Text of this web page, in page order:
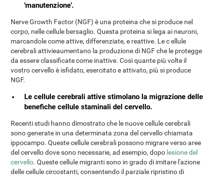
'manutenzione'.
Nerve Growth Factor (NGF) è una proteina che si produce nel
corpo, nelle cellule bersaglio. Questa proteina si lega ai neuroni,
marcandole come attive, differenziate, e reattive. Le c ellule
cerebrali attivieaumentano la produzione di NGF che le protegge
da essere classificate come inattive. Così quante più volte il
vostro cervello è isfidato, esercitato e attivato, più si produce
NGF.
Le cellule cerebrali attive stimolano la migrazione delle
benefiche cellule staminali del cervello.
Recenti studi hanno dimostrato che le nuove cellule cerebrali
sono generate in una determinata zona del cervello chiamata
ippocampo. Queste cellule cerebrali possono migrare verso aree
del cervello dove sono necessarie, ad esempio, dopo lesione del
cervello. Queste cellule migranti sono in grado di imitare l'azione
delle cellule circostanti, consentendo il parziale ripristino di